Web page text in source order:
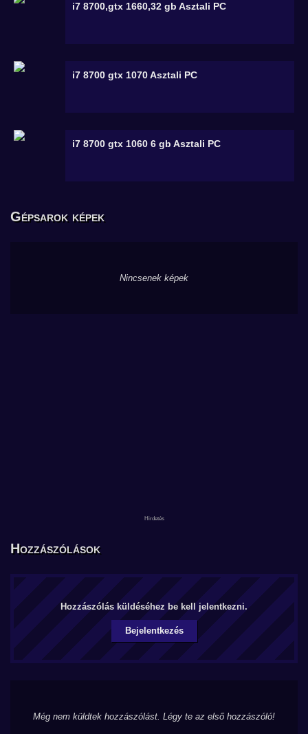
i7 8700,gtx 1660,32 gb Asztali PC
i7 8700 gtx 1070Asztali PC
i7 8700 gtx 1060 6 gb Asztali PC
Gépsarok képek
Nincsenek képek
Hozzászólások
Hozzászólás küldéséhez be kell jelentkezni.
Bejelentkezés
Még nem küldtek hozzászólást. Légy te az első hozzászóló!